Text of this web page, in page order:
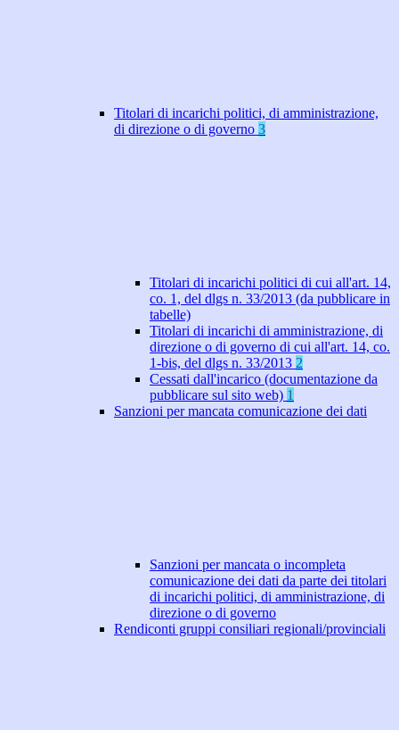
Titolari di incarichi politici, di amministrazione,
di direzione o di governo 3
Titolari di incarichi politici di cui all'art. 14,
co. 1, del dlgs n. 33/2013 (da pubblicare in
tabelle)
Titolari di incarichi di amministrazione, di
direzione o di governo di cui all'art. 14, co.
1-bis, del dlgs n. 33/2013 2
Cessati dall'incarico (documentazione da
pubblicare sul sito web) 1
Sanzioni per mancata comunicazione dei dati
Sanzioni per mancata o incompleta
comunicazione dei dati da parte dei titolari
di incarichi politici, di amministrazione, di
direzione o di governo
Rendiconti gruppi consiliari regionali/provinciali